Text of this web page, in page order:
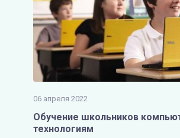
06 апреля 2022
Обучение школьников
технологиям